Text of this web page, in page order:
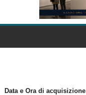
Data e Ora di acquisizione